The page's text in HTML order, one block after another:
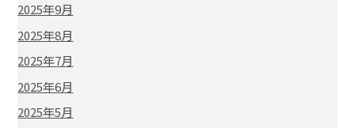
2025年9月
2025年8月
2025年7月
2025年6月
2025年5月